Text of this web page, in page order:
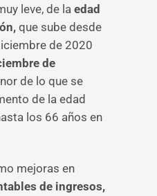
leve, de la edad
que sube desde
de 2020
de
de lo que se
de la edad
los 66 años en
mejoras en
de ingresos,